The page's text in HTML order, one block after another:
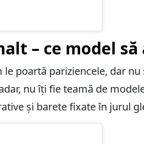
– ce model să
le poartă pariziencele, dar
nu îți fie teamă de
și barete fixate în jurul